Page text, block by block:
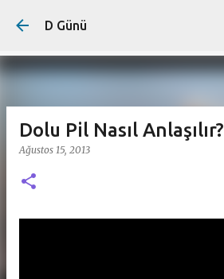
D Günü
Dolu Pil Nasıl Anlaşılır?
Ağustos 15, 2013